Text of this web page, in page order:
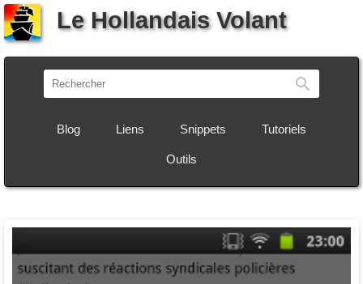
Le Hollandais Volant
Blog Liens Snippets Tutoriels
Outils